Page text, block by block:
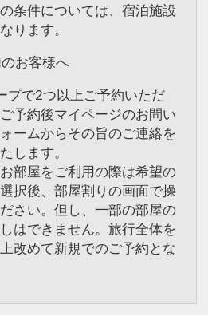
の条件については、宿泊施設
ります。
お客様へ
プで2つ以上ご予約いただ
予約後マイページのお問い
ームからその旨のご連絡を
します。
お部屋をご利用の際は希望の
択後、部屋割りの画面で操
さい。但し、一部の部屋の
はできません。旅行全体を
改めて新規でのご予約とな